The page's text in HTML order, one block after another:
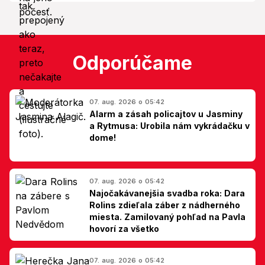
Odporúčame
07. aug. 2026 o 05:42
Alarm a zásah policajtov u Jasminy
a Rytmusa: Urobila nám vykrádačku v
dome!
07. aug. 2026 o 05:42
Najočakávanejšia svadba roka: Dara
Rolins zdieľala záber z nádherného
miesta. Zamilovaný pohľad na Pavla
hovorí za všetko
07. aug. 2026 o 05:42